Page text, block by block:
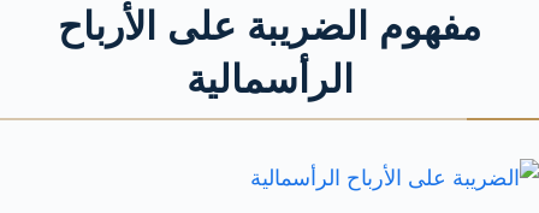
مفهوم الضريبة على الأرباح
الرأسمالية